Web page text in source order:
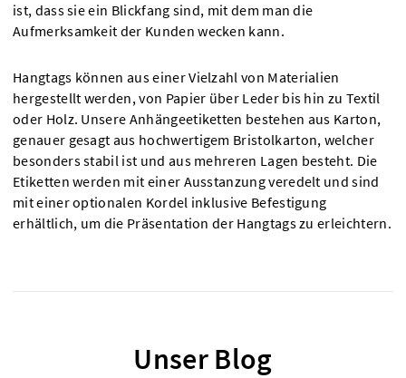
ist, dass sie ein Blickfang sind, mit dem man die
Aufmerksamkeit der Kunden wecken kann.
Hangtags können aus einer Vielzahl von Materialien
hergestellt werden, von Papier über Leder bis hin zu Textil
oder Holz. Unsere Anhängeetiketten bestehen aus Karton,
genauer gesagt aus hochwertigem Bristolkarton, welcher
besonders stabil ist und aus mehreren Lagen besteht. Die
Etiketten werden mit einer Ausstanzung veredelt und sind
mit einer optionalen Kordel inklusive Befestigung
erhältlich, um die Präsentation der Hangtags zu erleichtern.
Unser Blog